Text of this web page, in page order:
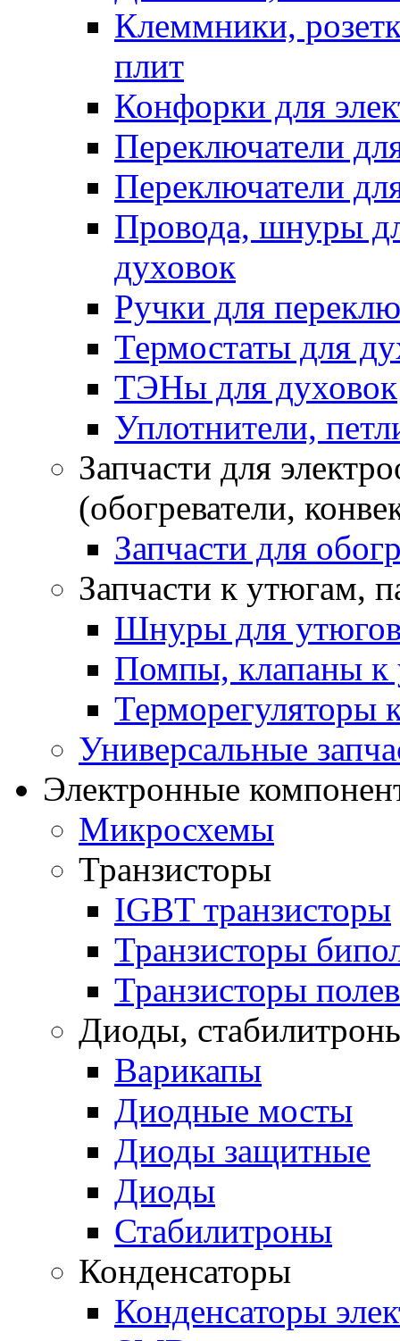
Клеммники,
плит
Конфорки для
Переключатели
Переключатели
Провода, шнуры
духовок
Ручки для
Термостаты для
ТЭНы для духовок
Уплотнители,
Запчасти для
(обогреватели,
Запчасти для
Запчасти к утюгам,
Шнуры для
Помпы, клапаны к
Терморегуляторы
Универсальные
Электронные
Микросхемы
Транзисторы
IGBT транзисторы
Транзисторы
Транзисторы
Диоды,
Варикапы
Диодные мосты
Диоды защитные
Диоды
Стабилитроны
Конденсаторы
Конденсаторы